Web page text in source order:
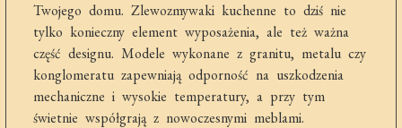
Twojego domu. Zlewozmywaki kuchenne to dziś nie
tylko konieczny element wyposażenia, ale też ważna
część designu. Modele wykonane z granitu, metalu czy
konglomeratu zapewniają odporność na uszkodzenia
mechaniczne i wysokie temperatury, a przy tym
świetnie współgrają z nowoczesnymi meblami.